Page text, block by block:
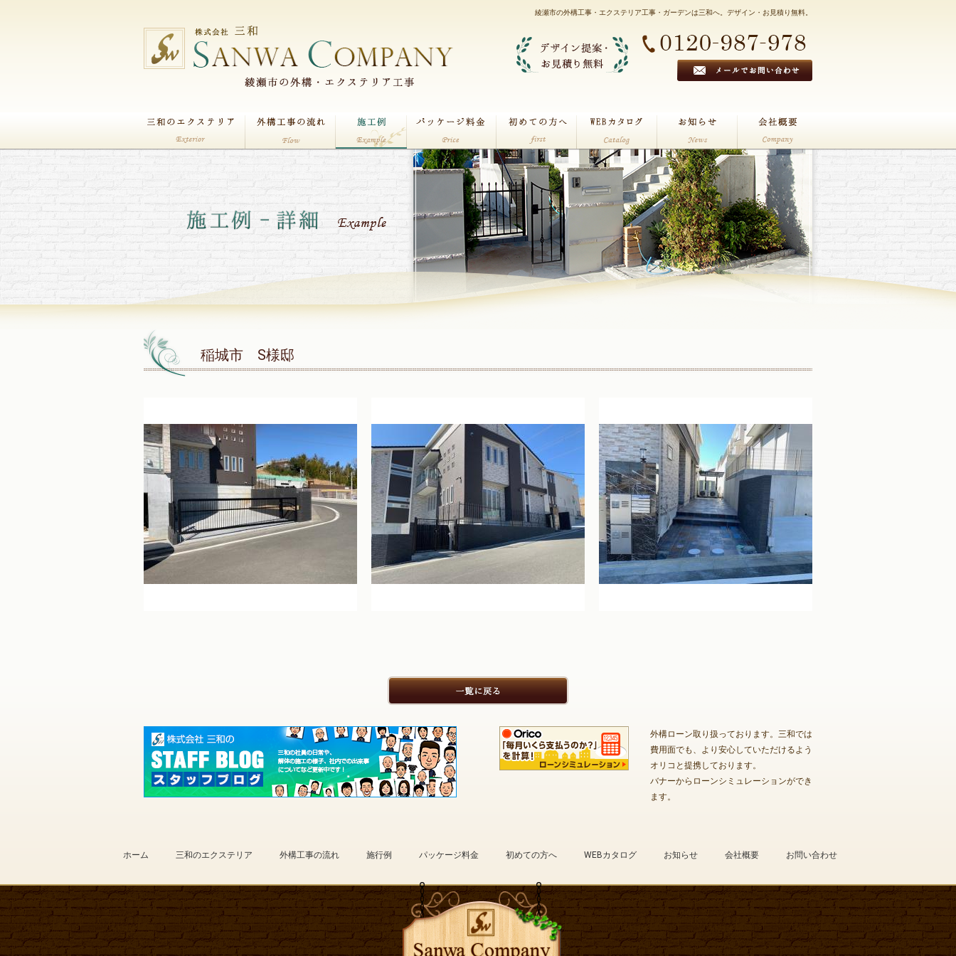
綾瀬市の外構工事・エクステリア工事・ガーデンは三和へ。デザイン・お見積り無料。
稲城市 S様邸
外構ローン取り扱っております。三和では
費用面でも、より安心していただけるよう
オリコと提携しております。
バナーからローンシミュレーションができ
ます。
ホーム 三和のエクステリア 外構工事の流れ 施行例 パッケージ料金 初めての方へ WEBカタログ お知らせ 会社概要 お問い合わせ